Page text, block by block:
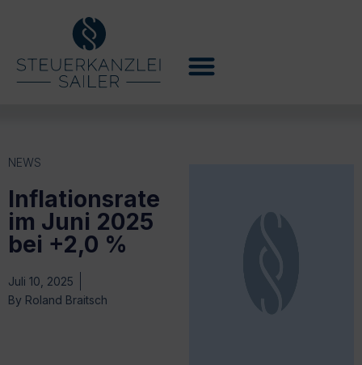
NEWS
Inflationsrate
im Juni 2025
bei +2,0 %
Juli 10, 2025
By Roland Braitsch